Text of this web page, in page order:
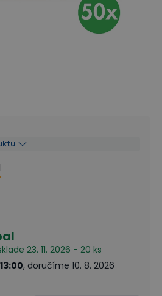
23. 11. 2026 - 20 ks
, doručíme 10. 8. 2026